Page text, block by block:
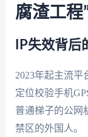
腐渣工程”
IP失效背
2023年起主流
定位校验手机
普通梯子的公网
禁区的外国人。